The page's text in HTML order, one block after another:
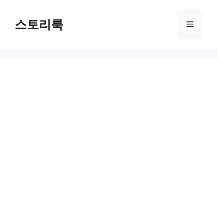
content스토리룩 Menu